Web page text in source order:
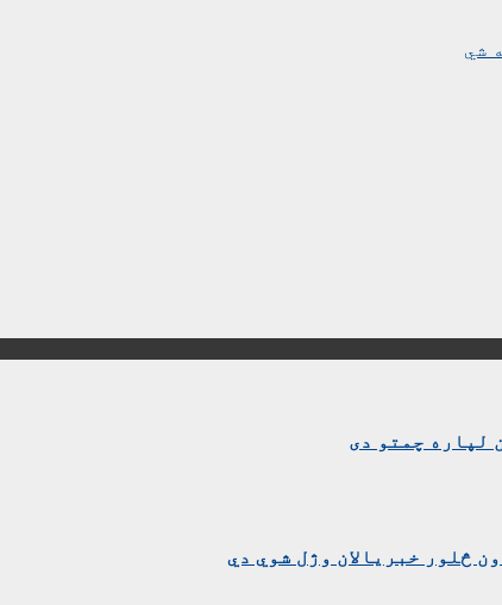
شي
لپاره چمتو دی